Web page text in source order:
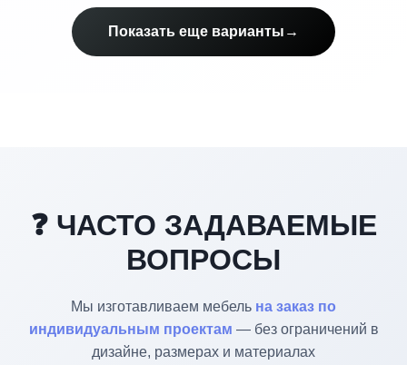
Показать еще варианты →
❓ ЧАСТО ЗАДАВАЕМЫЕ
ВОПРОСЫ
Мы изготавливаем мебель на заказ по
индивидуальным проектам — без ограничений в
дизайне, размерах и материалах